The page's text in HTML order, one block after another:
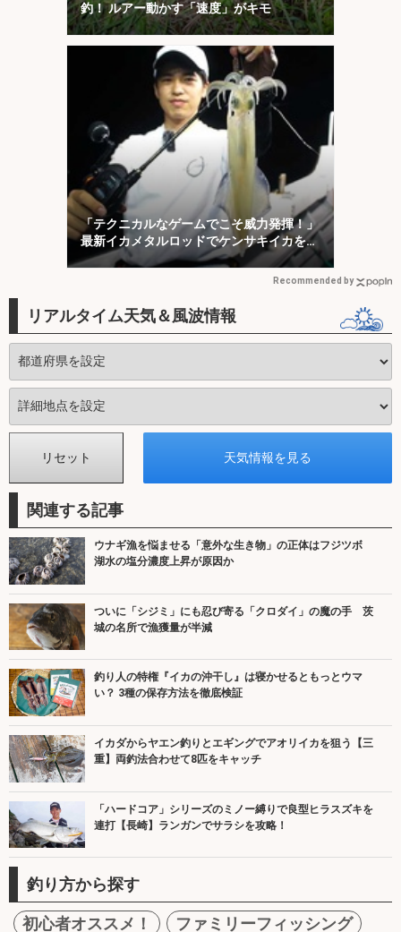
釣！ ルアー動かす「速度」がキモ
「テクニカルなゲームでこそ威力発揮！」
最新イカメタルロッドでケンサキイカを攻
略【福井】
Recommended by
リアルタイム天気＆風波情報
関連する記事
ウナギ漁を悩ませる「意外な生き物」の正体はフジツボ
湖水の塩分濃度上昇が原因か
ついに「シジミ」にも忍び寄る「クロダイ」の魔の手 茨
城の名所で漁獲量が半減
釣り人の特権『イカの沖干し』は寝かせるともっとウマ
い？ 3種の保存方法を徹底検証
イカダからヤエン釣りとエギングでアオリイカを狙う【三
重】両釣法合わせて8匹をキャッチ
「ハードコア」シリーズのミノー縛りで良型ヒラスズキを
連打【長崎】ランガンでサラシを攻略！
釣り方から探す
初心者オススメ！ ファミリーフィッシング